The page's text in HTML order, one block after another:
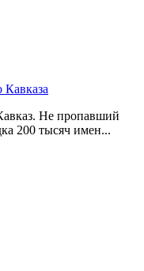
Кавказа
Не пропавший
200 тысяч имен...